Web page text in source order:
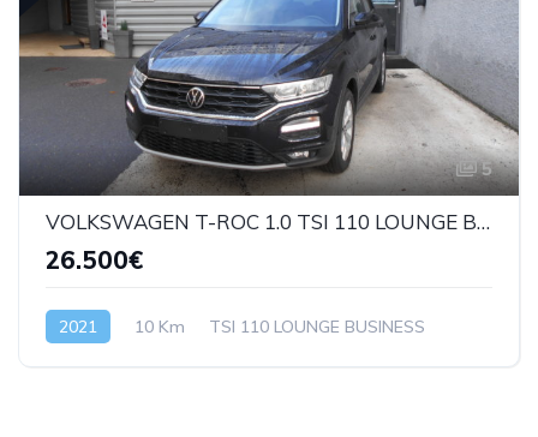
5
VOLKSWAGEN T-ROC 1.0 TSI 110 LOUNGE BUSINESS
26.500€
2021 10 Km TSI 110 LOUNGE BUSINESS